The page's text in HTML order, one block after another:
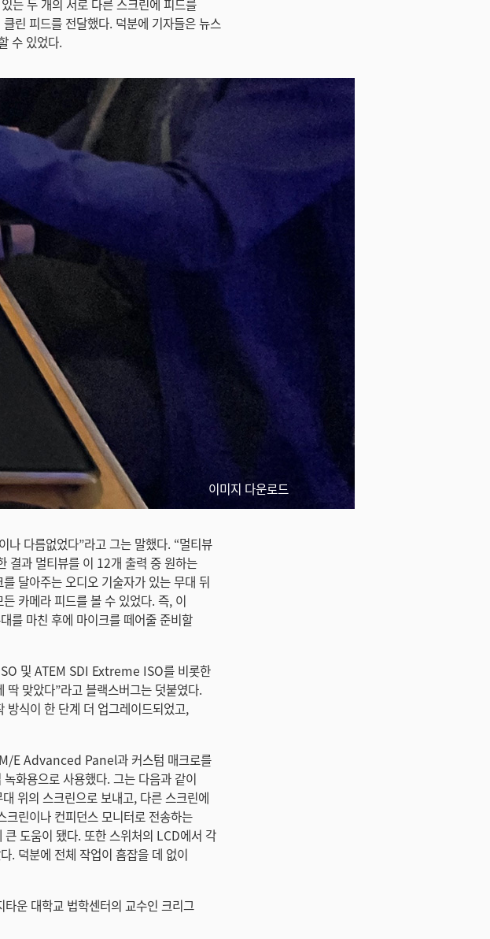
는 두 개의 서로 다른 스크린에 피드를
린 피드를 전달했다. 덕분에 기자들은 뉴스
수 있었다.
이미지 다운로드
다름없었다”라고 그는 말했다. “멀티뷰
결과 멀티뷰를 이 12개 출력 중 원하는
달아주는 오디오 기술자가 있는 무대 뒤
카메라 피드를 볼 수 있었다. 즉, 이
를 마친 후에 마이크를 떼어줄 준비할
및 ATEM SDI Extreme ISO를 비롯한
맞았다”라고 블랙스버그는 덧붙였다.
식이 한 단계 더 업그레이드되었고,
E Advanced Panel과 커스텀 매크로를
용으로 사용했다. 그는 다음과 같이
위의 스크린으로 보내고, 다른 스크린에
린이나 컨피던스 모니터로 전송하는
도움이 됐다. 또한 스위처의 LCD에서 각
. 덕분에 전체 작업이 흠잡을 데 없이
운 대학교 법학센터의 교수인 크리그